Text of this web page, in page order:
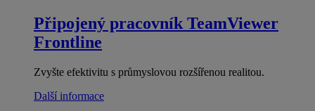
Připojený pracovník TeamViewer
Frontline
Zvyšte efektivitu s průmyslovou rozšířenou realitou.
Další informace